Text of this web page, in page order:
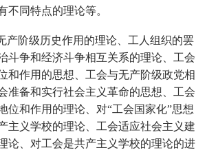
不同特点的理论等。
产阶级历史作用的理论、工人组织的罢
斗争和经济斗争相互关系的理论、工会
和作用的思想、工会与无产阶级政党相
准备和实行社会主义革命的思想、工会
位和作用的理论、对“工会国家化”思想
主义学校的理论、工会适应社会主义建
论、对工会是共产主义学校的理论的进